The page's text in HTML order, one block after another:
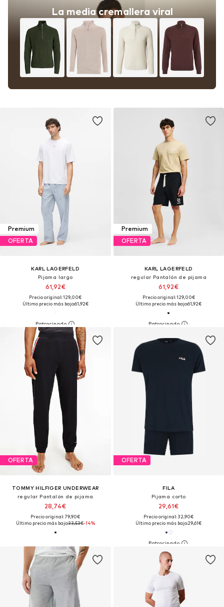
La media cremallera viral
Premium
OFERTA
KARL LAGERFELD
Pijama largo
61,92€
Precio original: 129,00€
Último precio más bajo:61,92€
Premium
OFERTA
KARL LAGERFELD
regular Pantalón de pijama
61,92€
Precio original: 129,00€
Último precio más bajo:61,92€
OFERTA
TOMMY HILFIGER UNDERWEAR
regular Pantalón de pijama
28,74€
Precio original: 79,90€
Último precio más bajo:33,53€-14%
OFERTA
FILA
Pijama corto
29,61€
Precio original: 32,90€
Último precio más bajo:29,61€